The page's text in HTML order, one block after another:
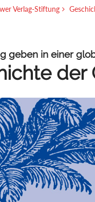
Verlag-Stiftung
geben in einer
der